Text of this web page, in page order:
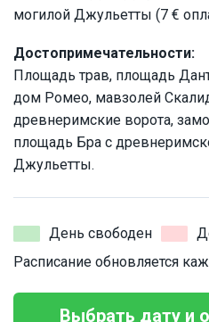
могилой Джульетты (7 €
Достопримечательности:
Площадь трав, площадь
дом Ромео, мавзолей
древнеримские ворота,
площадь Бра с
Джульетты.
День свободен
Расписание обновляется
Выбрать дату и